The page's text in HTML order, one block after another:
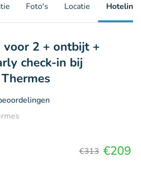
Foto's Locatie Hotelinfo
voor 2 + ontbijt +
check-in bij
€313 €209